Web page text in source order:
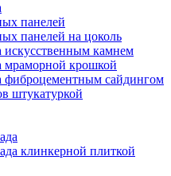
панелей
панелей на цоколь
искусственным камнем
мраморной крошкой
фиброцементным сайдингом
штукатуркой
клинкерной плиткой